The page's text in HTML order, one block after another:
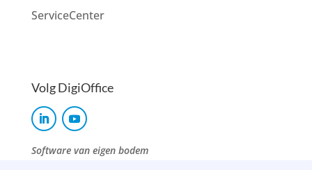
ServiceCenter
Volg DigiOffice
Software van eigen bodem